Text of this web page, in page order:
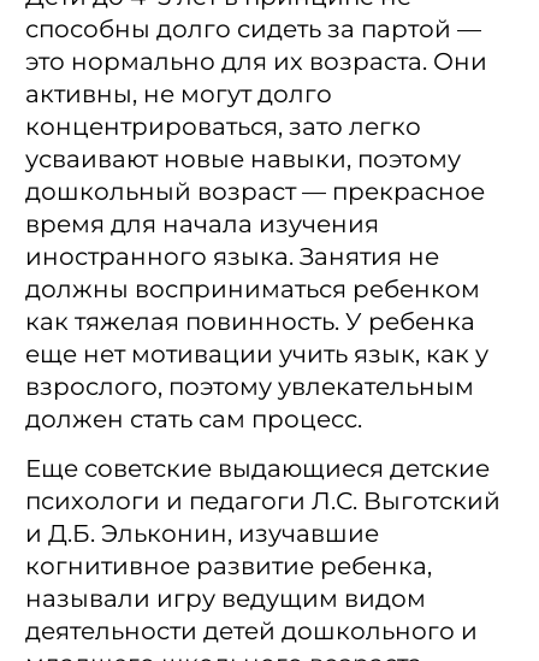
способны долго сидеть за партой —
это нормально для их возраста. Они
активны, не могут долго
концентрироваться, зато легко
усваивают новые навыки, поэтому
дошкольный возраст — прекрасное
время для начала изучения
иностранного языка. Занятия не
должны восприниматься ребенком
как тяжелая повинность. У ребенка
еще нет мотивации учить язык, как у
взрослого, поэтому увлекательным
должен стать сам процесс.
Еще советские выдающиеся детские
психологи и педагоги Л.С. Выготский
и Д.Б. Эльконин, изучавшие
когнитивное развитие ребенка,
называли игру ведущим видом
деятельности детей дошкольного и